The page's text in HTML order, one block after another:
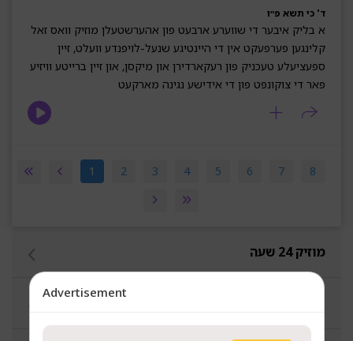
מוזיק 24 שעה
ד' כי תשא פ״ו
א בליק איבער די שווערע ארבעט פון אהערשטעלן מוזיק וואס זאל
קלינגען פערפעקט אין די היינטיגע שנעל-לויפנדע וועלט, זיין
ספעציעלע טעכניק פון רעקארדירן און מיקסן, און זיין ברייטע וויזיע
פאר די צוקונפט פון די אידישע נגינה מארקעט
1 2 3 4 5 6 7 8
Advertisement